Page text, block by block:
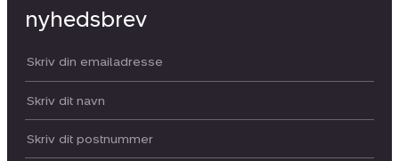
nyhedsbrev
Din email:
Dit navn:
Postnummer